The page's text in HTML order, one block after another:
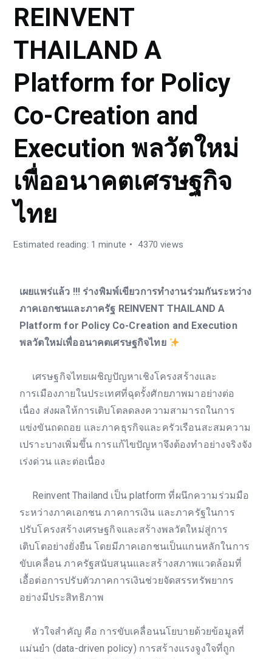
REINVENT
THAILAND A
Platform for Policy
Co-Creation and
Execution พลวัตใหม่
เพื่ออนาคตเศรษฐกิจ
ไทย
Estimated reading: 1 minute 4370 views
เผยแพร่แล้ว !!! ร่างพิมพ์เขียวการทำงานร่วมกันระหว่าง
ภาคเอกชนและภาครัฐ REINVENT THAILAND A
Platform for Policy Co-Creation and Execution
พลวัตใหม่เพื่ออนาคตเศรษฐกิจไทย
เศรษฐกิจไทยเผชิญปัญหาเชิงโครงสร้างและ
การเมืองภายในประเทศที่ฉุดรั้งศักยภาพมาอย่างต่อ
เนื่อง ส่งผลให้การเติบโตลดลงความสามารถในการ
แข่งขันถดถอย และภาคธุรกิจและครัวเรือนสะสมความ
เปราะบางเพิ่มขึ้น การแก้ไขปัญหาจึงต้องทำอย่างจริงจัง
เร่งด่วน และต่อเนื่อง
Reinvent Thailand เป็น platform ที่ผนึกความร่วมมือ
ระหว่างภาคเอกชน ภาคการเงิน และภาครัฐในการ
ปรับโครงสร้างเศรษฐกิจและสร้างพลวัตใหม่สู่การ
เติบโตอย่างยั่งยืน โดยมีภาคเอกชนเป็นแกนหลักในการ
ขับเคลื่อน ภาครัฐสนับสนุนและสร้างสภาพแวดล้อมที่
เอื้อต่อการปรับตัวภาคการเงินช่วยจัดสรรทรัพยากร
อย่างมีประสิทธิภาพ
หัวใจสำคัญ คือ การขับเคลื่อนนโยบายด้วยข้อมูลที่
แม่นยำ (data-driven policy) การสร้างแรงจูงใจที่ถูก